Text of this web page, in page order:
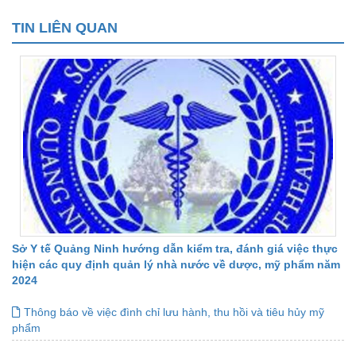
TIN LIÊN QUAN
Sở Y tế Quảng Ninh hướng dẫn kiểm tra, đánh giá việc thực
hiện các quy định quản lý nhà nước về dược, mỹ phẩm năm
2024
Thông báo về việc đình chỉ lưu hành, thu hồi và tiêu hủy mỹ
phẩm